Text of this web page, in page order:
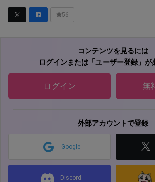
56
コンテンツを見るには
ログインまたは「ユーザー登録」が
ログイン 無
外部アカウントで登録
Google
Discord